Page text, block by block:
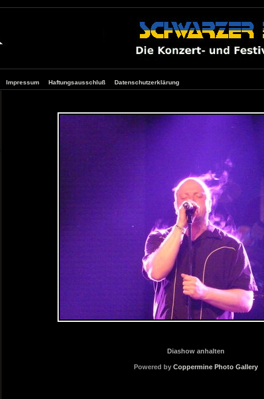
Impressum Haftungsausschluß Datenschutzerklärung
Diashow anhalten
Powered by Coppermine Photo Gallery